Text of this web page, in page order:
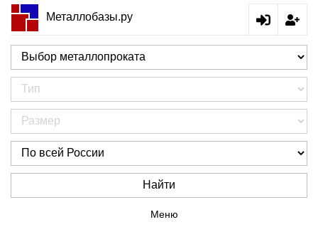
Металлобазы.ру
Найти
Меню